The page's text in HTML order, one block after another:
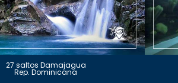
27 saltos Damajagua
Rep. Dominicana